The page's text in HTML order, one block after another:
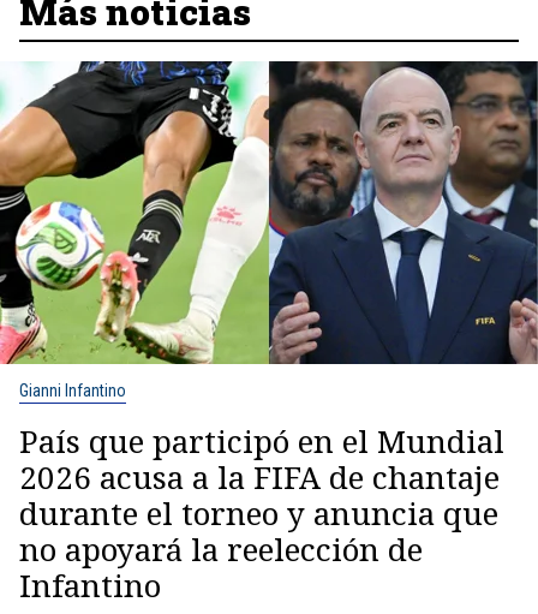
Más noticias
Gianni Infantino
País que participó en el Mundial
2026 acusa a la FIFA de chantaje
durante el torneo y anuncia que
no apoyará la reelección de
Infantino